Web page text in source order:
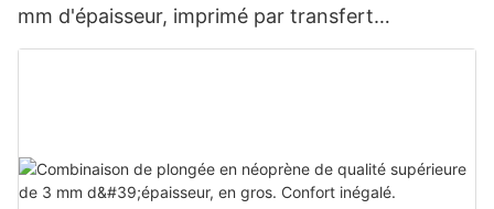
mm d'épaisseur, imprimé par transfert
thermique.